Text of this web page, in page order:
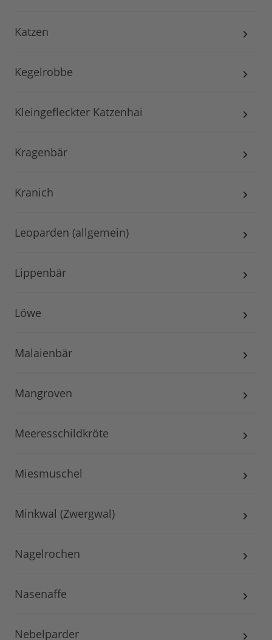
Katzen
Kegelrobbe
Kleingefleckter Katzenhai
Kragenbär
Kranich
Leoparden (allgemein)
Lippenbär
Löwe
Malaienbär
Mangroven
Meeresschildkröte
Miesmuschel
Minkwal (Zwergwal)
Nagelrochen
Nasenaffe
Nebelparder